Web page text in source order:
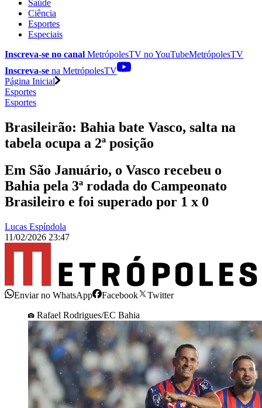
Saúde
Ciência
Esportes
Especiais
Inscreva-se no canal MetrópolesTV noYouTubeMetrópolesTV
Inscreva-se na MetrópolesTV
Página Inicial
Esportes
Esportes
Brasileirão: Bahia bate Vasco, salta na
tabela ocupa a 2ª posição
Em São Januário, o Vasco recebeu o
Bahia pela 3ª rodada do Campeonato
Brasileiro e foi superado por 1 x 0
Lucas Espíndola
11/02/2026 23:47
Enviar no WhatsApp Facebook
Twitter
Rafael Rodrigues/EC Bahia